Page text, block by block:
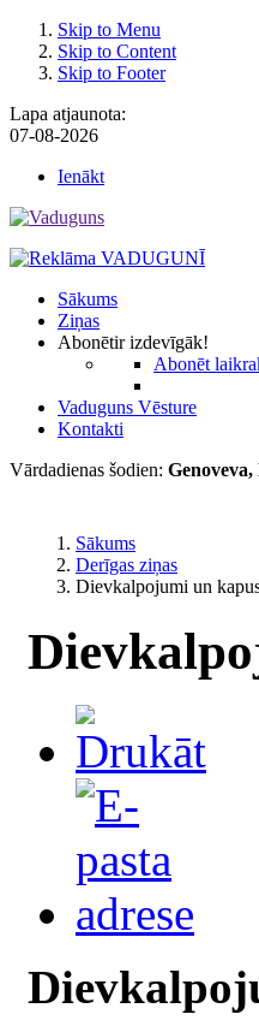
Skip to Menu
Skip to Content
Skip to Footer
Lapa atjaunota:
07-08-2026
Ienākt
Sākums
Ziņas
Abonētir izdevīgāk!
Abonēt
Vaduguns Vēsture
Kontakti
Vārdadienas šodien:
Sākums
Derīgas ziņas
Dievkalpojumi un